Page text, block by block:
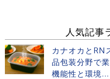
人気記事
カナオカと
品包装分野で
機能性と環境...